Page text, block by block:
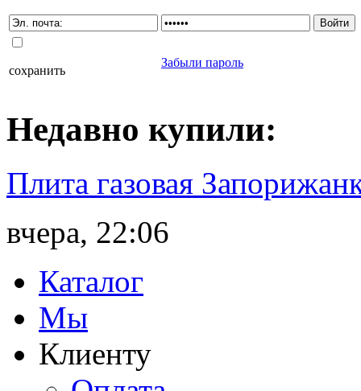
сохранить
Забыли пароль
Недавно купили:
Плита газовая
вчера, 22:06
Каталог
Мы
Клиенту